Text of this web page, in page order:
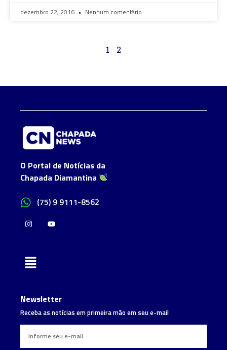
dezembro 22, 2016 Nenhum comentário
1 2
O Portal de Notícias da
Chapada Diamantina
(75) 9 9111-8562
Newsletter
Receba as notícias em primeira mão em seu e-mail